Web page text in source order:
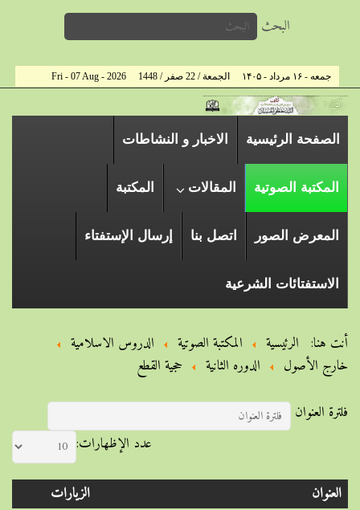
البحث
جمعه - ۱۶ مرداد - ۱۴۰۵ الجمعة / 22 صفر / 1448 Fri - 07 Aug - 2026
الصفحة الرئیسیة الاخبار و النشاطات
المكتبة الصوتية المقالات المكتبة
المعرض الصور اتصل بنا إرسال الإستفتاء
الاستفتائات الشرعية
أنت هنا: الرئيسية المكتبة الصوتية
الدروس الاسلامیة
خارج الأصول
الدوره الثانية
حجیة القطع
فلترة العنوان
عدد الإظهارات:
العنوان
الزيارات